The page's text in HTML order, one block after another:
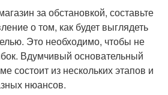
за обстановкой, составьте
о том, как будет выглядеть
Это необходимо, чтобы не
Вдумчивый основательный
состоит из нескольких этапов и
нюансов.